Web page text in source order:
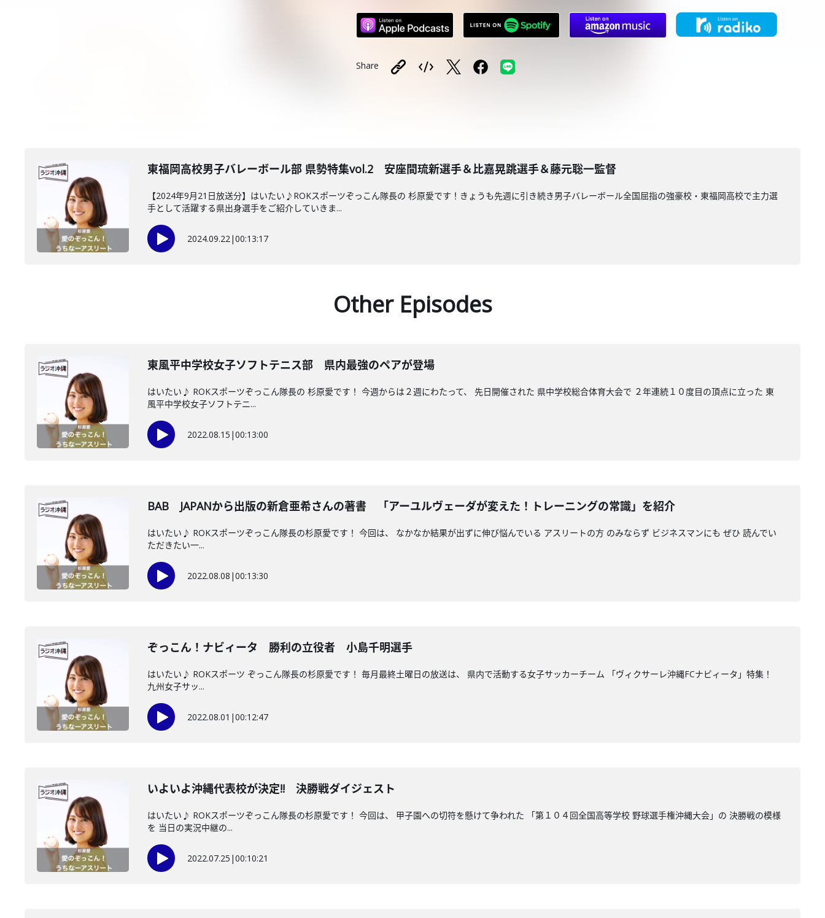
Share
東福岡高校男子バレーボール部 県勢特集vol.2 安座間琉新選手＆比嘉晃跳選手＆藤元聡一監督
【2024年9月21日放送分】はいたい♪ROKスポーツぞっこん隊長の 杉原愛です！きょうも先週に引き続き男子バレーボール全国屈指の強豪校・東福岡高校で主力選
手として活躍する県出身選手をご紹介していきま...
2024.09.22|00:13:17
Other Episodes
東風平中学校女子ソフトテニス部 県内最強のペアが登場
はいたい♪ ROKスポーツぞっこん隊長の 杉原愛です！ 今週からは２週にわたって、 先日開催された 県中学校総合体育大会で ２年連続１０度目の頂点に立った 東
風平中学校女子ソフトテニ...
2022.08.15 |00:13:00
BAB JAPANから出版の新倉亜希さんの著書 「アーユルヴェーダが変えた！トレーニングの常識」を紹介
はいたい♪ ROKスポーツぞっこん隊長の杉原愛です！ 今回は、 なかなか結果が出ずに伸び悩んでいる アスリートの方 のみならず ビジネスマンにも ぜひ 読んでい
ただきたい一...
2022.08.08 |00:13:30
ぞっこん！ナビィータ 勝利の立役者 小島千明選手
はいたい♪ ROKスポーツ ぞっこん隊長の杉原愛です！ 毎月最終土曜日の放送は、 県内で活動する女子サッカーチーム 「ヴィクサーレ沖縄FCナビィータ」特集！
九州女子サッ...
2022.08.01 |00:12:47
いよいよ沖縄代表校が決定!! 決勝戦ダイジェスト
はいたい♪ ROKスポーツぞっこん隊長の杉原愛です！ 今回は、 甲子園への切符を懸けて争われた 「第１０４回全国高等学校 野球選手権沖縄大会」の 決勝戦の模様
を 当日の実況中継の...
2022.07.25 |00:10:21